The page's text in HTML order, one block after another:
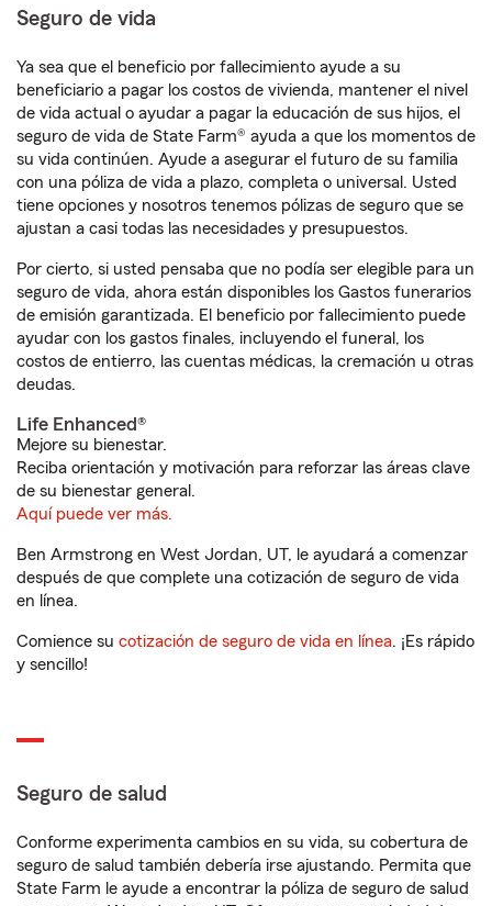
Seguro de vida
Ya sea que el beneficio por fallecimiento ayude a su
beneficiario a pagar los costos de vivienda, mantener el nivel
de vida actual o ayudar a pagar la educación de sus hijos, el
seguro de vida de State Farm® ayuda a que los momentos de
su vida continúen. Ayude a asegurar el futuro de su familia
con una póliza de vida a plazo, completa o universal. Usted
tiene opciones y nosotros tenemos pólizas de seguro que se
ajustan a casi todas las necesidades y presupuestos.
Por cierto, si usted pensaba que no podía ser elegible para un
seguro de vida, ahora están disponibles los Gastos funerarios
de emisión garantizada. El beneficio por fallecimiento puede
ayudar con los gastos finales, incluyendo el funeral, los
costos de entierro, las cuentas médicas, la cremación u otras
deudas.
Life Enhanced®
Mejore su bienestar.
Reciba orientación y motivación para reforzar las áreas clave
de su bienestar general.
Aquí puede ver más.
Ben Armstrong en West Jordan, UT, le ayudará a comenzar
después de que complete una cotización de seguro de vida
en línea.
Comience su cotización de seguro de vida en línea. ¡Es rápido
y sencillo!
Seguro de salud
Conforme experimenta cambios en su vida, su cobertura de
seguro de salud también debería irse ajustando. Permita que
State Farm le ayude a encontrar la póliza de seguro de salud